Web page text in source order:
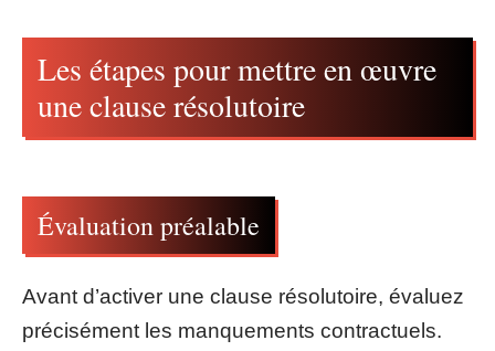
Les étapes pour mettre en œuvre
une clause résolutoire
Évaluation préalable
Avant d’activer une clause résolutoire, évaluez
précisément les manquements contractuels.